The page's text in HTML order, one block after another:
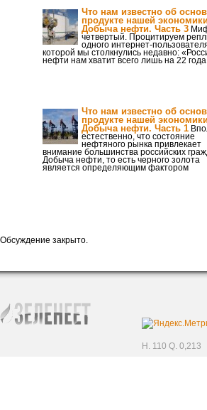
Что нам известно об
продукте нашей
Добыча нефти. Часть 3
четвертый. Процитируем
одного интернет-
которой мы столкнулись недавно:
нефти нам хватит всего лишь на 22
Что нам известно об
продукте нашей
Добыча нефти. Часть 1
естественно, что состояние
нефтяного рынка привлекает
внимание большинства российских
Добыча нефти, то есть черного золота
является определяющим фактором
Обсуждение закрыто.
H. 110 Q. 0,213